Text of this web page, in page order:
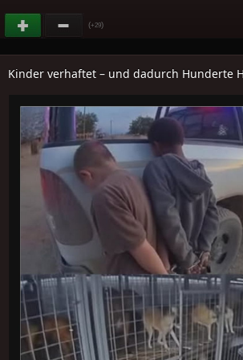
(+29)
Kinder verhaftet – und dadurch Hunderte